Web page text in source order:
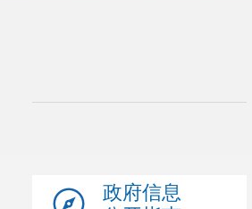
政府信息